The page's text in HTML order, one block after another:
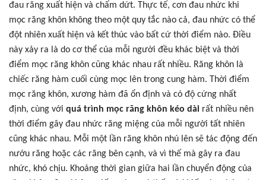
đau răng xuất hiện và chấm dứt. Thực tế, cơn đau nhức khi
mọc răng khôn không theo một quy tắc nào cả, đau nhức có thể
đột nhiên xuất hiện và kết thúc vào bất cứ thời điểm nào. Điều
này xảy ra là do cơ thể của mỗi người đều khác biệt và thời
điểm mọc răng khôn cũng khác nhau rất nhiều. Răng khôn là
chiếc răng hàm cuối cùng mọc lên trong cung hàm. Thời điểm
mọc răng khôn, xương hàm đã ổn định và có độ cứng nhất
định, cùng với quá trình mọc răng khôn kéo dài rất nhiều nên
thời điểm gây đau nhức răng miệng của mỗi người tất nhiên
cũng khác nhau. Mỗi một lần răng khôn nhú lên sẽ tác động đến
nướu răng hoặc các răng bên cạnh, và vì thế mà gây ra đau
nhức, khó chịu. Khoảng thời gian giữa hai lần chuyển động của